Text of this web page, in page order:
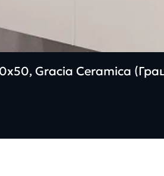
Gracia Ceramica